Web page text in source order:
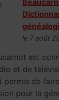
le 7 août
est
et de
permis de
pour la